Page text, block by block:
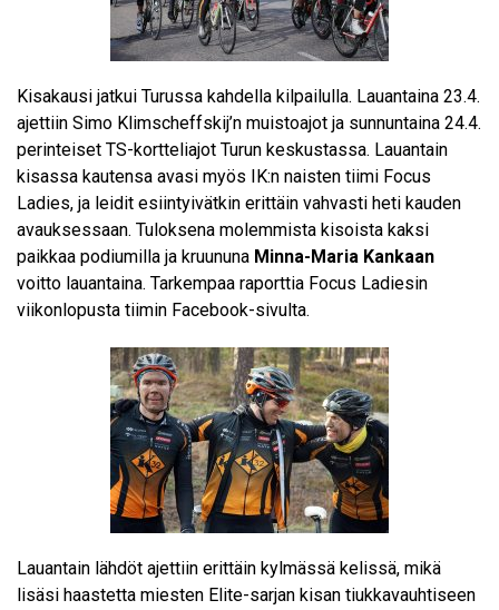
Kisakausi jatkui Turussa kahdella kilpailulla. Lauantaina 23.4.
ajettiin Simo Klimscheffskij’n muistoajot ja sunnuntaina 24.4.
perinteiset TS-kortteliajot Turun keskustassa. Lauantain
kisassa kautensa avasi myös IK:n naisten tiimi Focus
Ladies, ja leidit esiintyivätkin erittäin vahvasti heti kauden
avauksessaan. Tuloksena molemmista kisoista kaksi
paikkaa podiumilla ja kruununa Minna-Maria Kankaan
voitto lauantaina. Tarkempaa raporttia Focus Ladiesin
viikonlopusta tiimin Facebook-sivulta.
Lauantain lähdöt ajettiin erittäin kylmässä kelissä, mikä
lisäsi haastetta miesten Elite-sarjan kisan tiukkavauhtiseen